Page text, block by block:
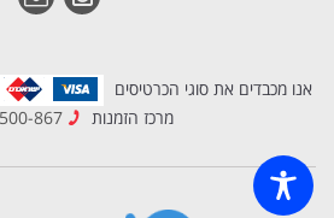
אנו מכבדים את סוגי הכרטיסים
מרכז הזמנות